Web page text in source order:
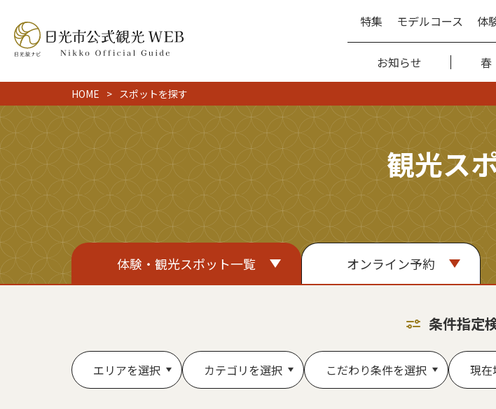
特集 モデルコース 体
お知らせ 春
HOME スポットを探す
観光ス
体験・観光スポット一覧 オンライン予約
条件指定
エリアを選択 カテゴリを選択 こだわり条件を選択 現在